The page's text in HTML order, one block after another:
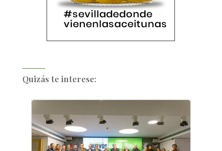
Quizás te interese: